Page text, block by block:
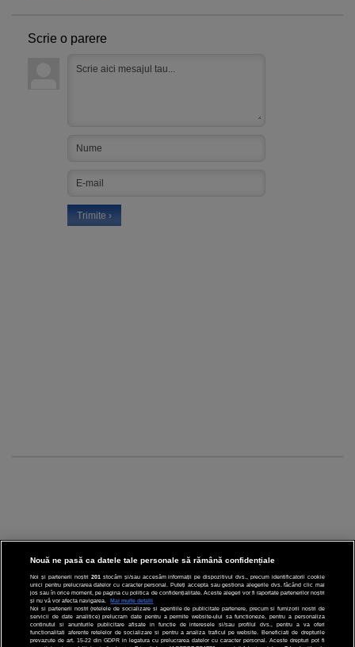
Scrie o parere
CINEMA
DIVERTISMENT
Nouă ne pasă ca datele tale personale să rămână confidențiale
Noi și partenerii noștri 201 stocăm și/sau accesăm informații pe dispozitivul dvs., precum identificatorii cookie
unici pentru prelucrarea datelor cu caracter personal. Puteți accepta sau gestiona alegerile dvs. făcând clic mai
jos sau în orice moment, pe pagina cu politica de confidențialitate. Aceste alegeri vor fi raportate partenerilor noștri
și nu vă vor afecta navigarea.
Mai multe detalii
Noi si partenerii nostri (retelele de socializare si agentiile de publicitate partenere, precum si furnizorii nostri de
servicii de date analitice) prelucram date pentru a permite website-ului sa functioneze, pentru a personaliza
continutul si anunturile publicitare afisate in functie de interesele si/sau profilul dvs., pentru a va oferi
functionalitati aferente retelelor de socializare si pentru a analiza traficul pe website. Beneficiati de drepturile
prevazute de art. 15-22 din GDPR in legatura cu prelucrarea datelor cu caracter personal. Aceste drepturi pot fi